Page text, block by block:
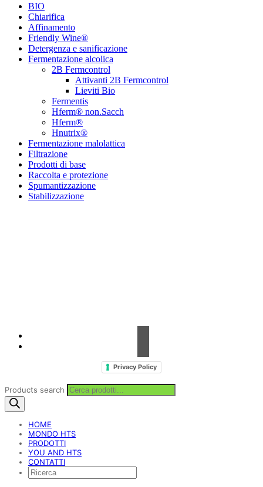
BIO
Chiarifica
Affinamento
Friendly Wine®
Detergenza e sanificazione
Fermentazione alcolica
2B Fermcontrol
Attivanti 2B Fermcontrol
Lieviti Bio
Fermentis
Hferm® non.Sacch
Hferm®
Hnutrix®
Fermentazione malolattica
Filtrazione
Prodotti di base
Raccolta e protezione
Spumantizzazione
Stabilizzazione
Privacy Policy
Products search
HOME
MONDO HTS
PRODOTTI
YOU AND HTS
CONTATTI